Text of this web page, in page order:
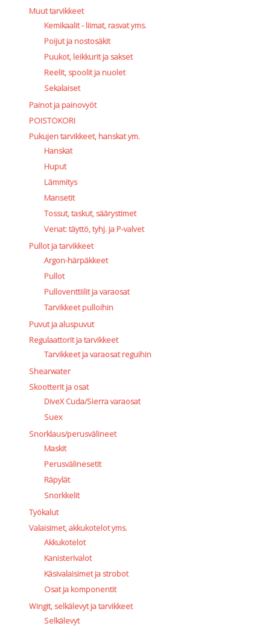
Muut tarvikkeet
Kemikaalit - liimat, rasvat yms.
Poijut ja nostosäkit
Puukot, leikkurit ja sakset
Reelit, spoolit ja nuolet
Sekalaiset
Painot ja painovyöt
POISTOKORI
Pukujen tarvikkeet, hanskat ym.
Hanskat
Huput
Lämmitys
Mansetit
Tossut, taskut, säärystimet
Venat: täyttö, tyhj. ja P-valvet
Pullot ja tarvikkeet
Argon-härpäkkeet
Pullot
Pulloventtiilit ja varaosat
Tarvikkeet pulloihin
Puvut ja aluspuvut
Regulaattorit ja tarvikkeet
Tarvikkeet ja varaosat reguihin
Shearwater
Skootterit ja osat
DiveX Cuda/Sierra varaosat
Suex
Snorklaus/perusvälineet
Maskit
Perusvälinesetit
Räpylät
Snorkkelit
Työkalut
Valaisimet, akkukotelot yms.
Akkukotelot
Kanisterivalot
Käsivalaisimet ja strobot
Osat ja komponentit
Wingit, selkälevyt ja tarvikkeet
Selkälevyt